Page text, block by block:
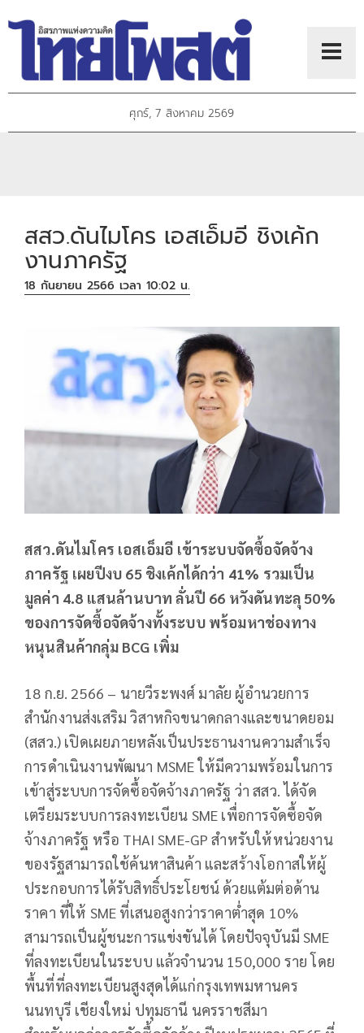
ศุกร์, 7 สิงหาคม 2569
สสว.ดันไมโคร เอสเอ็มอี ชิงเค้ก
งานภาครัฐ
18 กันยายน 2566 เวลา 10:02 น.
สสว.ดันไมโคร เอสเอ็มอี เข้าระบบจัดซื้อจัดจ้าง
ภาครัฐ เผยปีงบ 65 ชิงเค้กได้กว่า 41% รวมเป็น
มูลค่า 4.8 แสนล้านบาท ลั่นปี 66 หวังดันทะลุ 50%
ของการจัดซื้อจัดจ้างทั้งระบบ พร้อมหาช่องทาง
หนุนสินค้ากลุ่ม BCG เพิ่ม
18 ก.ย. 2566 – นายวีระพงศ์ มาลัย ผู้อำนวยการ
สำนักงานส่งเสริม วิสาหกิจขนาดกลางและขนาดยอม
(สสว.) เปิดเผยภายหลังเป็นประธานงานความสำเร็จ
การดำเนินงานพัฒนา MSME ให้มีความพร้อมในการ
เข้าสู่ระบบการจัดซื้อจัดจ้างภาครัฐ ว่า สสว. ได้จัด
เตรียมระบบการลงทะเบียน SME เพื่อการจัดซื้อจัด
จ้างภาครัฐ หรือ THAI SME-GP สำหรับให้หน่วยงาน
ของรัฐสามารถใช้ค้นหาสินค้า และสร้างโอกาสให้ผู้
ประกอบการได้รับสิทธิ์ประโยชน์ ด้วยแต้มต่อด้าน
ราคา ที่ให้ SME ที่เสนอสูงกว่าราคาต่ำสุด 10%
สามารถเป็นผู้ชนะการแข่งขันได้ โดยปัจจุบันมี SME
ที่ลงทะเบียนในระบบ แล้วจำนวน 150,000 ราย โดย
พื้นที่ที่ลงทะเบียนสูงสุดได้แก่กรุงเทพมหานคร
นนทบุรี เชียงใหม่ ปทุมธานี นครราชสีมา